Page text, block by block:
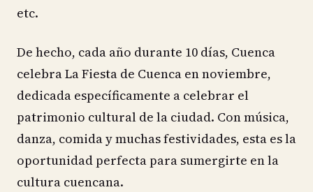
etc.
De hecho, cada año durante 10 días, Cuenca
celebra La Fiesta de Cuenca en noviembre,
dedicada específicamente a celebrar el
patrimonio cultural de la ciudad. Con música,
danza, comida y muchas festividades, esta es la
oportunidad perfecta para sumergirte en la
cultura cuencana.